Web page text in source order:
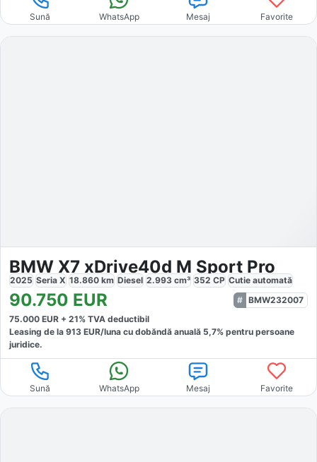
Sună WhatsApp Mesaj Favorite
BMW X7 xDrive40d M Sport Pro
2025 Seria X 18.860 km Diesel 2.993 cm³ 352 CP Cutie automată
90.750 EUR
BMW232007
75.000 EUR + 21% TVA deductibil
Leasing de la 913 EUR/luna cu dobăndă anuală 5,7% pentru persoane
juridice.
Sună WhatsApp Mesaj Favorite